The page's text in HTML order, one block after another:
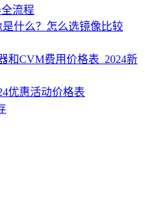
流程
什么？怎么选镜像比较
和CVM费用价格表_2024新
优惠活动价格表